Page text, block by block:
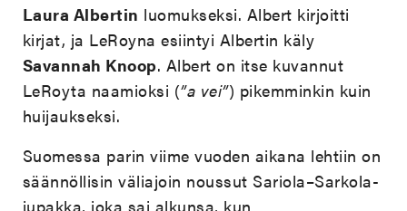
Laura Albertin luomukseksi. Albert kirjoitti
kirjat, ja LeRoyna esiintyi Albertin käly
Savannah Knoop. Albert on itse kuvannut
LeRoyta naamioksi (”a vei”) pikemminkin kuin
huijaukseksi.
Suomessa parin viime vuoden aikana lehtiin on
säännöllisin väliajoin noussut Sariola–Sarkola-
jupakka, joka sai alkunsa, kun